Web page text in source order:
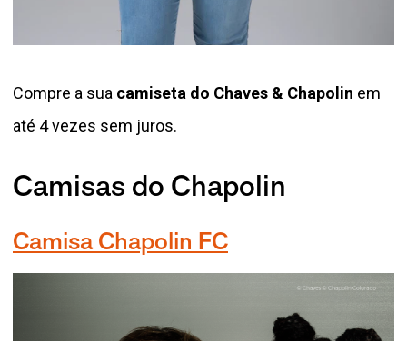
Compre a sua camiseta do Chaves & Chapolin em
até 4 vezes sem juros.
Camisas do Chapolin
Camisa Chapolin FC